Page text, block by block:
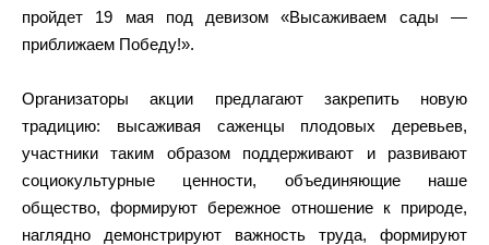
пройдет 19 мая под девизом «Высаживаем сады —
приближаем Победу!».
Организаторы акции предлагают закрепить новую
традицию: высаживая саженцы плодовых деревьев,
участники таким образом поддерживают и развивают
социокультурные ценности, объединяющие наше
общество, формируют бережное отношение к природе,
наглядно демонстрируют важность труда, формируют